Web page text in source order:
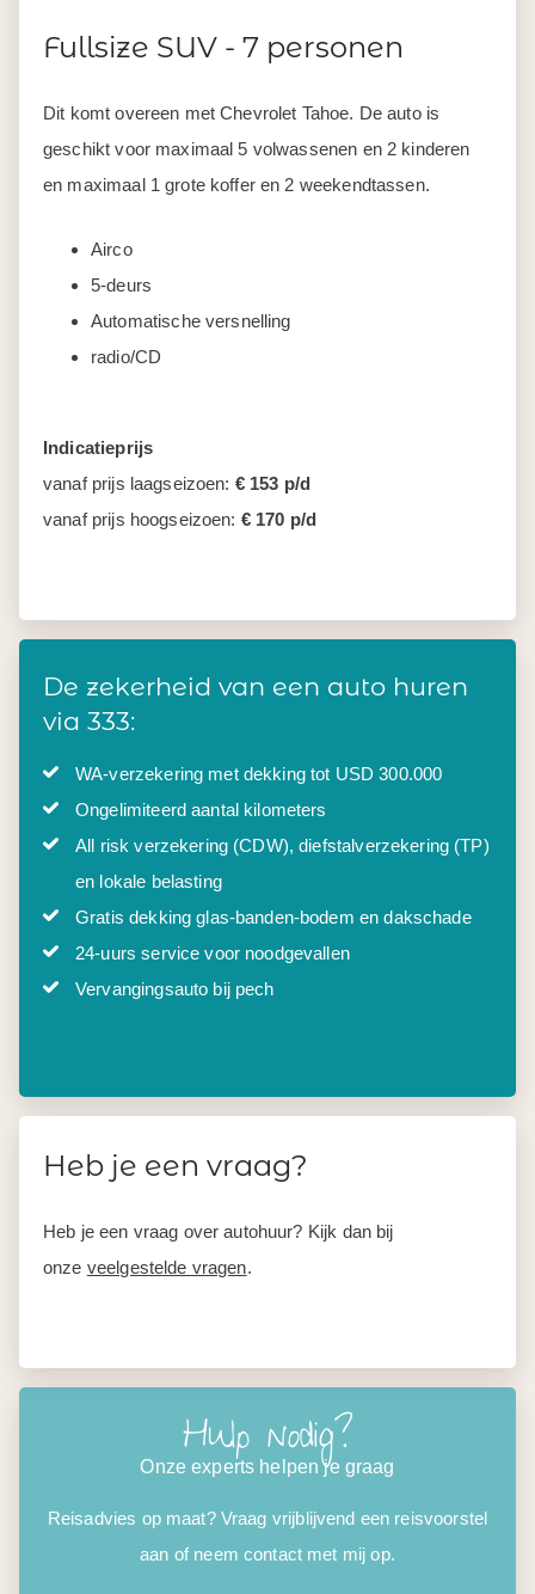
Fullsize SUV - 7 personen
Dit komt overeen met Chevrolet Tahoe. De auto is
geschikt voor maximaal 5 volwassenen en 2 kinderen
en maximaal 1 grote koffer en 2 weekendtassen.
Airco
5-deurs
Automatische versnelling
radio/CD
Indicatieprijs
vanaf prijs laagseizoen: € 153 p/d
vanaf prijs hoogseizoen: € 170 p/d
De zekerheid van een auto huren
via 333:
WA-verzekering met dekking tot USD 300.000
Ongelimiteerd aantal kilometers
All risk verzekering (CDW), diefstalverzekering (TP)
en lokale belasting
Gratis dekking glas-banden-bodem en dakschade
24-uurs service voor noodgevallen
Vervangingsauto bij pech
Heb je een vraag?
Heb je een vraag over autohuur? Kijk dan bij
onze veelgestelde vragen.
Hulp nodig?
Onze experts helpen je graag
Reisadvies op maat? Vraag vrijblijvend een reisvoorstel
aan of neem contact met mij op.